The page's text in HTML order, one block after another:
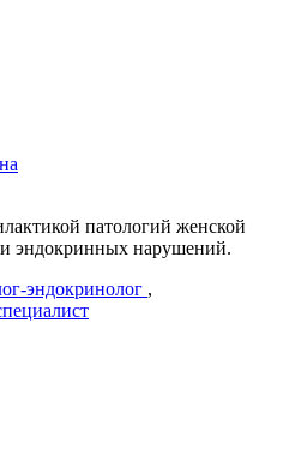
патологий женской
эндокринных нарушений.
эндокринолог ,